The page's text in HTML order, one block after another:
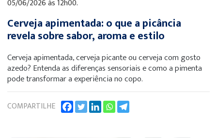
05/06/2026 às 12h00.
Cerveja apimentada: o que a picância
revela sobre sabor, aroma e estilo
Cerveja apimentada, cerveja picante ou cerveja com gosto
azedo? Entenda as diferenças sensoriais e como a pimenta
pode transformar a experiência no copo.
COMPARTILHE